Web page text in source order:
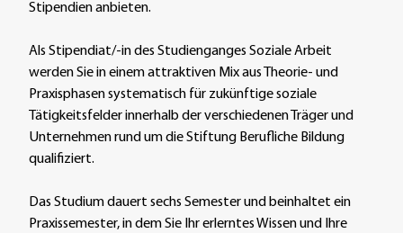
Stipendien anbieten.
Als Stipendiat/-in des Studienganges Soziale Arbeit
werden Sie in einem attraktiven Mix aus Theorie- und
Praxisphasen systematisch für zukünftige soziale
Tätigkeitsfelder innerhalb der verschiedenen Träger und
Unternehmen rund um die Stiftung Berufliche Bildung
qualifiziert.
Das Studium dauert sechs Semester und beinhaltet ein
Praxissemester, in dem Sie Ihr erlerntes Wissen und Ihre